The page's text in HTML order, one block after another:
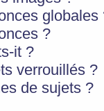
globales
?
it ?
verrouillés ?
de sujets ?